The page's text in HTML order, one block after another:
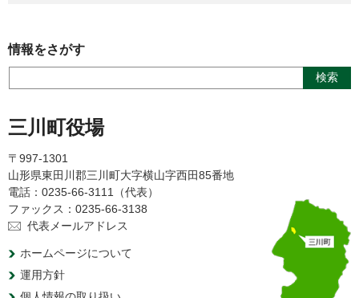
情報をさがす
三川町役場
〒997-1301
山形県東田川郡三川町大字横山字西田85番地
電話：0235-66-3111（代表）
ファックス：0235-66-3138
代表メールアドレス
ホームページについて
運用方針